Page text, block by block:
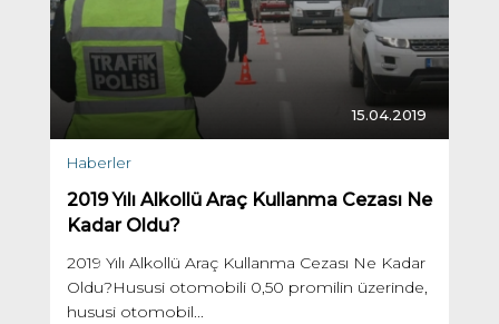
15.04.2019
Haberler
2019 Yılı Alkollü Araç Kullanma Cezası Ne
Kadar Oldu?
2019 Yılı Alkollü Araç Kullanma Cezası Ne Kadar
Oldu?Hususi otomobili 0,50 promilin üzerinde,
hususi otomobil...